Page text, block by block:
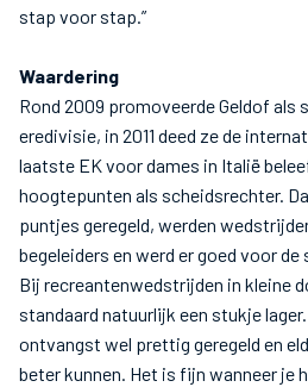
stap voor stap.”
Waardering
Rond 2009 promoveerde Geldof als
eredivisie, in 2011 deed ze de
laatste EK voor dames in Italië
hoogtepunten als scheidsrechter.
puntjes geregeld, werden
begeleiders en werd er goed voor
Bij recreantenwedstrijden in kleine
standaard natuurlijk een stukje
ontvangst wel prettig geregeld en
beter kunnen. Het is fijn wanneer je